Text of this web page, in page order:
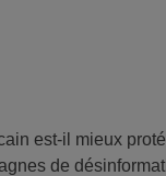
est-il mieux
de